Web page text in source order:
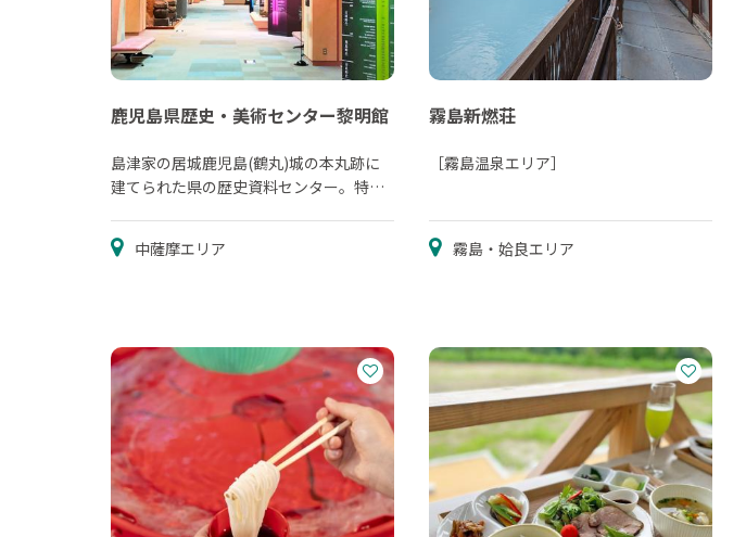
鹿児島県歴史・美術センター黎明館
島津家の居城鹿児島(鶴丸)城の本丸跡に
建てられた県の歴史資料センター。特に
中薩摩エリア
霧島新燃荘
［霧島温泉エリア］
霧島・姶良エリア